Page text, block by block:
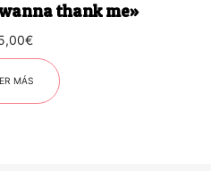
thank me»
€
MÁS